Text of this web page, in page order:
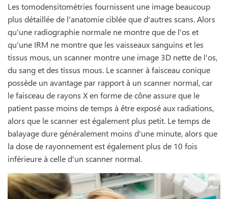
Les tomodensitométries fournissent une image beaucoup
plus détaillée de l'anatomie ciblée que d'autres scans. Alors
qu'une radiographie normale ne montre que de l'os et
qu'une IRM ne montre que les vaisseaux sanguins et les
tissus mous, un scanner montre une image 3D nette de l'os,
du sang et des tissus mous. Le scanner à faisceau conique
possède un avantage par rapport à un scanner normal, car
le faisceau de rayons X en forme de cône assure que le
patient passe moins de temps à être exposé aux radiations,
alors que le scanner est également plus petit. Le temps de
balayage dure généralement moins d'une minute, alors que
la dose de rayonnement est également plus de 10 fois
inférieure à celle d'un scanner normal.